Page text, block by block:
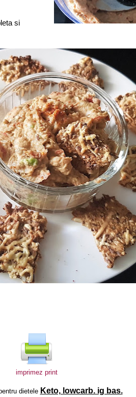
si
imprimez print
dietele Keto, lowcarb. ig bas.